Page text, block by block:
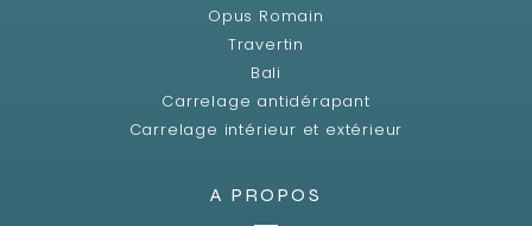
Opus Romain
Travertin
Bali
Carrelage antidérapant
Carrelage intérieur et extérieur
A PROPOS